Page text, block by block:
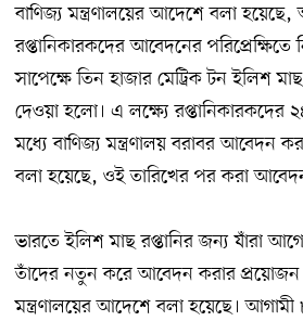
বাণিজ্য মন্ত্রণালয়ের আদেশে বলা
রপ্তানিকারকদের আবেদনের পরিপ্রেক্ষিতে
সাপেক্ষে তিন হাজার মেট্রিক টন ইলিশ
দেওয়া হলো। এ লক্ষ্যে রপ্তানিকারকদের
মধ্যে বাণিজ্য মন্ত্রণালয় বরাবর আবেদন
বলা হয়েছে, ওই তারিখের পর করা
ভারতে ইলিশ মাছ রপ্তানির জন্য যাঁরা
তাঁদের নতুন করে আবেদন করার প্রয়োজন
মন্ত্রণালয়ের আদেশে বলা হয়েছে।